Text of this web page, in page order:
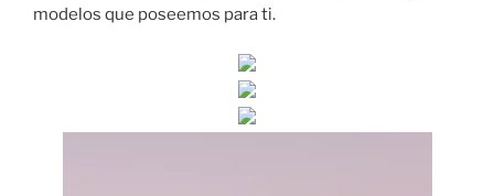
modelos que poseemos para ti.